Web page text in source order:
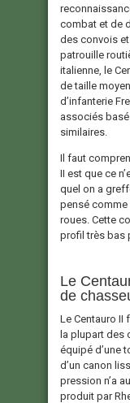
combat et de
des convois
patrouille
italienne, le
de taille
d’infanterie
associés
similaires.
Il faut
II est que ce
quel on a
pensé comme
roues. Cette
profil très bas
Le
de
Le Centauro II
la plupart des
équipé d’une
d’un canon
pression n’a
produit par